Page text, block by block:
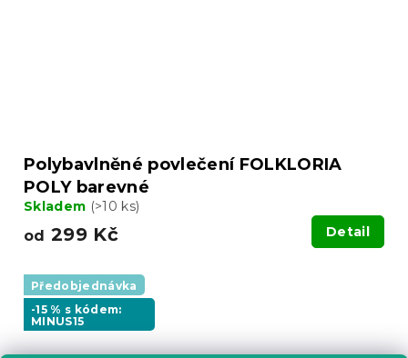
Polybavlněné povlečení FOLKLORIA
POLY barevné
Skladem (>10 ks)
od 299 Kč Detail
Předobjednávka
-15 % s kódem:
MINUS15